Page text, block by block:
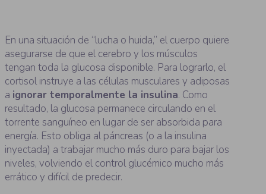
En una situación de “lucha o huida,” el cuerpo quiere
asegurarse de que el cerebro y los músculos
tengan toda la glucosa disponible. Para lograrlo, el
cortisol instruye a las células musculares y adiposas
a ignorar temporalmente la insulina. Como
resultado, la glucosa permanece circulando en el
torrente sanguíneo en lugar de ser absorbida para
energía. Esto obliga al páncreas (o a la insulina
inyectada) a trabajar mucho más duro para bajar los
niveles, volviendo el control glucémico mucho más
errático y difícil de predecir.